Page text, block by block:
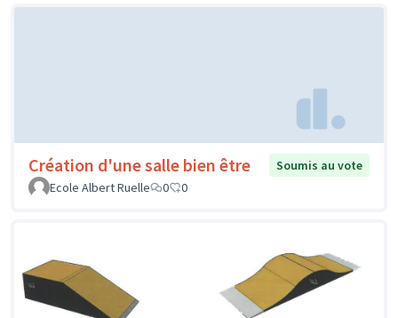
Création d'une salle bien être
Soumis au vote
Ecole Albert Ruelle
0 0